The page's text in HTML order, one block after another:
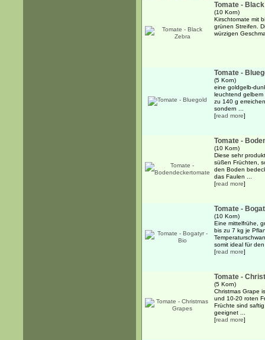
Tomate -
(10 Korn)
Kirschtomate mit
grünen Streifen.
würzigen
Tomate -
(5 Korn)
eine goldgelb-
leuchtend gelbem
zu 140 g
sondern ...
[read more]
Tomate -
(10 Korn)
Diese sehr
süßen Früchten,
den Boden
das Faulen ...
[read more]
Tomate -
(10 Korn)
Eine mittelfrühe,
bis zu 7 kg je
somit ideal für
[read more]
Tomate -
(5 Korn)
Christmas Grape
und 10-20 roten
Früchte sind
geeignet ...
[read more]